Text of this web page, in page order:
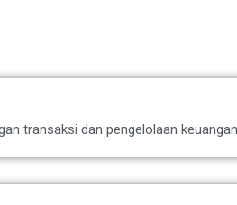
transaksi dan pengelolaan